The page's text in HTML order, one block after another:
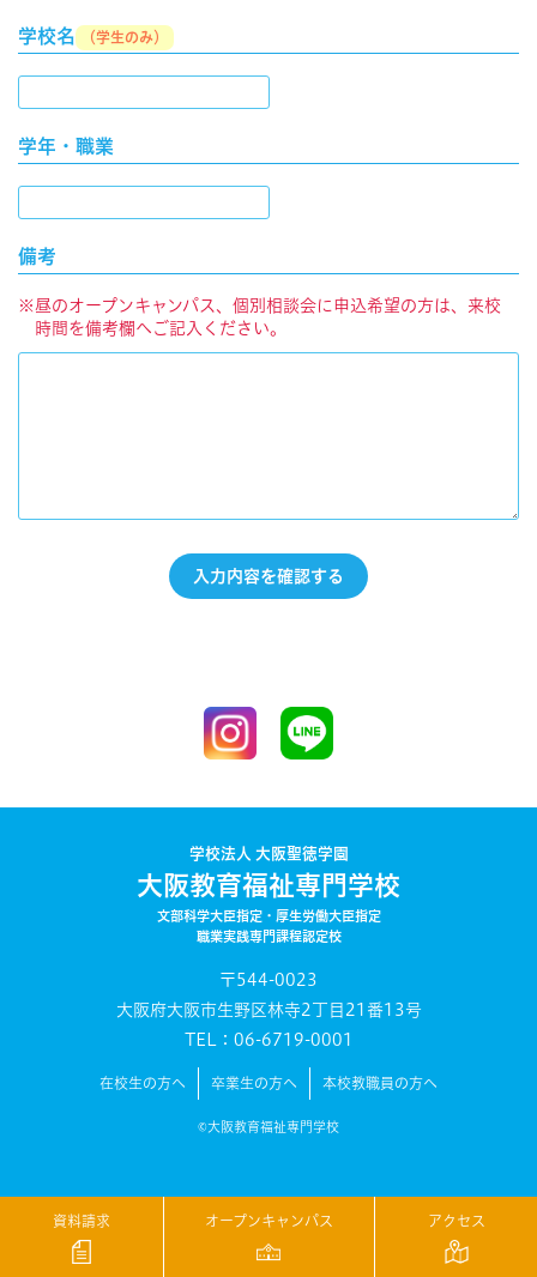
学校名 （学生のみ）
学年・職業
備考
※昼のオープンキャンパス、個別相談会に申込希望の方は、来校
時間を備考欄へご記入ください。
資料請求 オープンキャンパス アクセス
学校法人 大阪聖徳学園
大阪教育福祉専門学校
文部科学大臣指定・厚生労働大臣指定
職業実践専門課程認定校
〒544-0023
大阪府大阪市生野区林寺2丁目21番13号
TEL：06-6719-0001
在校生の方へ 卒業生の方へ 本校教職員の方へ
©大阪教育福祉専門学校